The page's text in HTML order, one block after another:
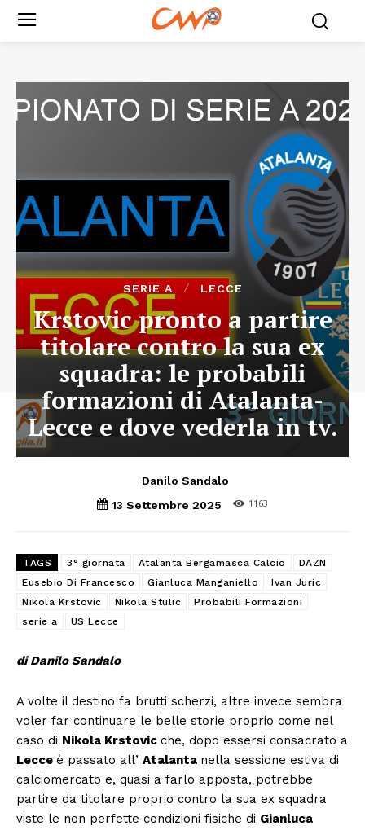
SERIE A LECCE
Krstovic pronto a partire
titolare contro la sua ex
squadra: le probabili
formazioni di Atalanta-
Lecce e dove vederla in tv.
Danilo Sandalo
13 Settembre 2025
1163
TAGS 3° giornata Atalanta Bergamasca Calcio
DAZN
Eusebio Di Francesco
Gianluca Manganiello
Ivan Juric
Nikola Krstovic
Nikola Stulic
Probabili Formazioni
serie a
US Lecce
di Danilo Sandalo
A volte il destino fa brutti scherzi, altre invece sembra
voler far continuare le belle storie proprio come nel
caso di Nikola Krstovic che, dopo essersi consacrato a
Lecce è passato all’ Atalanta nella sessione estiva di
calciomercato e, quasi a farlo apposta, potrebbe
partire da titolare proprio contro la sua ex squadra
viste le non perfette condizioni fisiche di Gianluca